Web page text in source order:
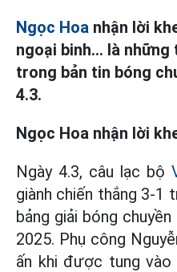
Ngọc Hoa nhận lời
ngoại binh... là
trong bản tin bóng
4.3.
Ngọc Hoa nhận lời
Ngày 4.3, câu lạc bộ
giành chiến thắng 3-1
bảng giải bóng
2025. Phụ công
ấn khi được tung vào